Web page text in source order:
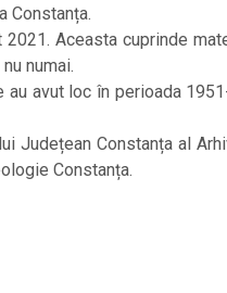
Constanța.
Aceasta cuprinde
numai.
avut loc în perioada
Județean Constanța al
Constanța.